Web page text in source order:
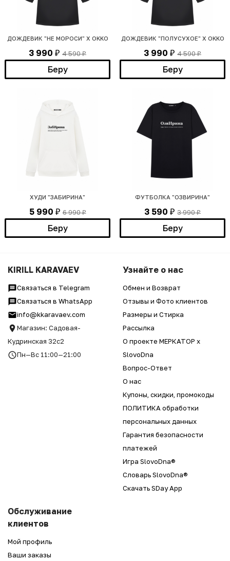
ДОЖДЕВИК "НЕ МОРОСИ" X OKKO
3 990 ₽ 4 590₽
Беру
ДОЖДЕВИК "ПОЛУСУХОЕ" X OKKO
3 990 ₽ 4 590₽
Беру
ХУДИ "ЗАБИРИНА"
5 990 ₽ 6 990₽
Беру
ФУТБОЛКА "ОЗВИРИНА"
3 590 ₽ 3 990₽
Беру
KIRILL KARAVAEV
Связаться в Telegram
Связаться в WhatsApp
info@kkaravaev.com
Магазин: Садовая-
Кудринская 32с2
Пн—Вс 11:00—21:00
Узнайте о нас
Обмен и Возврат
Отзывы и Фото клиентов
Размеры и Стирка
Рассылка
О проекте МЕРКАТОР x
SlovoDna
Вопрос-Ответ
О нас
Купоны, скидки, промокоды
ПОЛИТИКА обработки
персональных данных
Гарантия безопасности
платежей
Игра SlovoDna®
Словарь SlovoDna®
Скачать SDay App
Обслуживание
клиентов
Мой профиль
Ваши заказы